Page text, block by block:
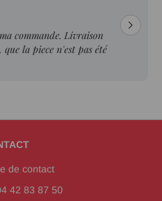
commande. Livraison
la piece n'est pas été
de contact
42 83 87 50